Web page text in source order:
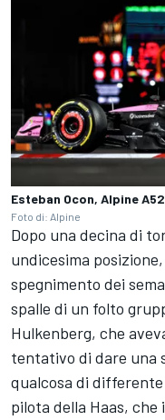
Esteban Ocon, Alpine
Foto di: Alpine
Dopo una decina di
undicesima
spegnimento dei
spalle di un folto
Hulkenberg, che
tentativo di dare una
qualcosa di
pilota della Haas,